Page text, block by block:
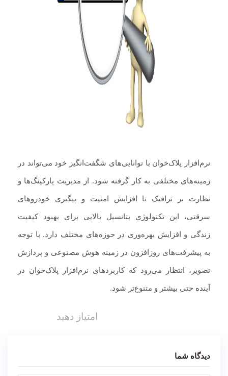
نرم‌افزار پلاک‌خوان با توانایی‌های شگفت‌انگیز خود می‌تواند در
زمینه‌های مختلفی به کار گرفته شود. از مدیریت پارکینگ‌ها و
نظارت بر ترافیک تا افزایش امنیت و پیگیری خودروهای
سرقتی، این تکنولوژی پتانسیل بالایی برای بهبود کیفیت
زندگی و افزایش بهره‌وری در حوزه‌های مختلف دارد. با توجه
به پیشرفت‌های روزافزون در زمینه هوش مصنوعی و پردازش
تصویر، انتظار می‌رود که کاربردهای نرم‌افزار پلاک‌خوان در
آینده حتی بیشتر و متنوع‌تر شود.
امتیاز دهید
دیدگاه شما